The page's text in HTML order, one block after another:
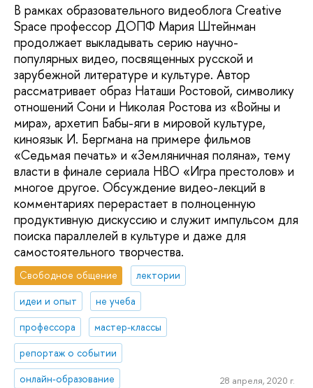
В рамках образовательного видеоблога Creative
Space профессор ДОПФ Мария Штейнман
продолжает выкладывать серию научно-
популярных видео, посвященных русской и
зарубежной литературе и культуре. Автор
рассматривает образ Наташи Ростовой, символику
отношений Сони и Николая Ростова из «Войны и
мира», архетип Бабы-яги в мировой культуре,
киноязык И. Бергмана на примере фильмов
«Седьмая печать» и «Земляничная поляна», тему
власти в финале сериала HBO «Игра престолов» и
многое другое. Обсуждение видео-лекций в
комментариях перерастает в полноценную
продуктивную дискуссию и служит импульсом для
поиска параллелей в культуре и даже для
самостоятельного творчества.
Свободное общение
лектории
идеи и опыт
не учеба
профессора
мастер-классы
репортаж о событии
онлайн-образование
28 апреля, 2020 г.